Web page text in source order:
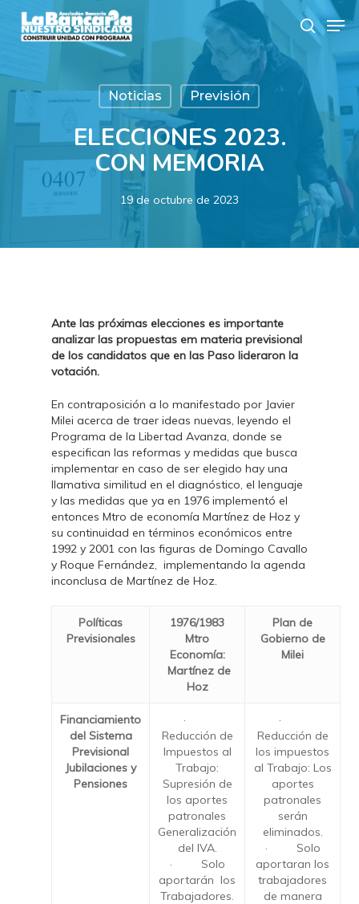
main
search
Noticias Previsión
ELECCIONES 2023.
CON MEMORIA
19 de octubre de 2023
Ante las próximas elecciones es importante
analizar las propuestas em materia previsional
de los candidatos que en las Paso lideraron la
votación.
En contraposición a lo manifestado por Javier
Milei acerca de traer ideas nuevas, leyendo el
Programa de la Libertad Avanza, donde se
especifican las reformas y medidas que busca
implementar en caso de ser elegido hay una
llamativa similitud en el diagnóstico, el lenguaje
y las medidas que ya en 1976 implementó el
entonces Mtro de economía Martínez de Hoz y
su continuidad en términos económicos entre
1992 y 2001 con las figuras de Domingo Cavallo
y Roque Fernández, implementando la agenda
inconclusa de Martínez de Hoz.
Políticas
Previsionales
1976/1983
Mtro
Economía:
Martínez de
Hoz
Plan de
Gobierno de
Milei
Financiamiento
del Sistema
Previsional
Jubilaciones y
Pensiones
·
Reducción de
Impuestos al
Trabajo:
Supresión de
los aportes
patronales
Generalización
del IVA.
· Solo
aportarán los
Trabajadores.
·
Reducción de
los impuestos
al Trabajo: Los
aportes
patronales
serán
eliminados.
· Solo
aportaran los
trabajadores
de manera